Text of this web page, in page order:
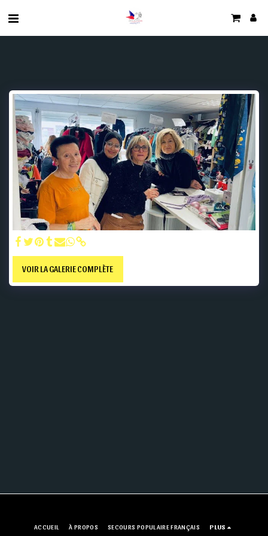
VOIR LA GALERIE COMPLÈTE
ACCUEIL À PROPOS SECOURS POPULAIRE FRANÇAIS PLUS